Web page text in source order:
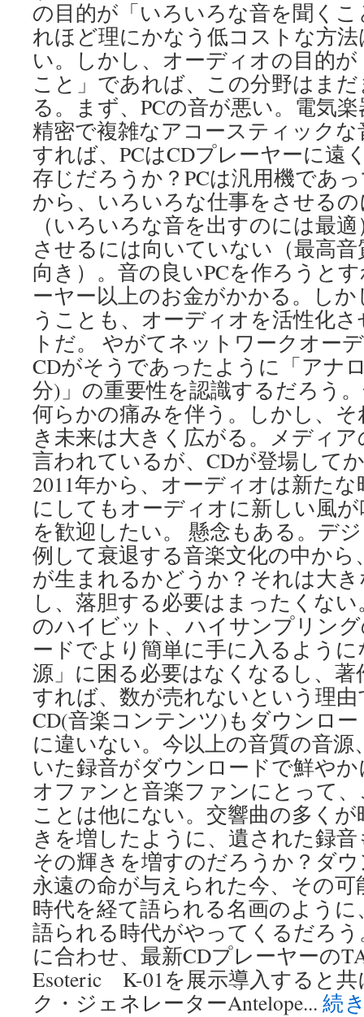
の目的が「いろいろな音を聞く
れほど理にかなう低コストな方
い。しかし、オーディオの目的
こと」であれば、この分野はま
る。まず、PCの音が悪い。電気
精密で複雑なアコースティック
すれば、PCはCDプレーヤーに遠
存じだろうか？PCは汎用機であ
から、いろいろな仕事をさせる
（いろいろな音を出すのには最
させるには向いていない（最高
向き）。音の良いPCを作ろうと
ーヤー以上のお金がかかる。し
うことも、オーディオを活性化
トだ。 やがてネットワークオー
CDがそうであったように「アナ
分)」の重要性を認識するだろう
何らかの痛みを伴う。しかし、
き未来は大きく広がる。メディ
言われているが、CDが登場して
2011年から、オーディオは新た
にしてもオーディオに新しい風
を歓迎したい。 懸念もある。デ
例して衰退する音楽文化の中か
が生まれるかどうか？それは大
し、落胆する必要はまったくな
のハイビット、ハイサンプリン
ードでより簡単に手に入るよう
源」に困る必要はなくなるし、
すれば、数が売れないという理
CD(音楽コンテンツ)もダウンロ
に違いない。今以上の音質の音
いた録音がダウンロードで鮮や
オファンと音楽ファンにとって
ことは他にない。交響曲の多く
きを増したように、遺された録
その輝きを増すのだろうか？ダ
永遠の命が与えられた今、その
時代を経て語られる名画のよう
語られる時代がやってくるだろ
に合わせ、最新CDプレーヤー
Esoteric K-01を展示導入すると
ク・ジェネレーターAntelope... 続